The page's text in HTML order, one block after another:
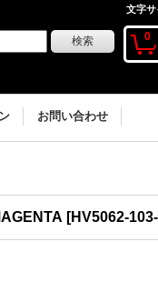
文字サ
0
お問い合わせ
[HV5062-